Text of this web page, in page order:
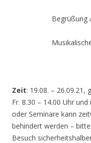
Begrüßung
Zeit: 19.08. – 26.09.21,
Fr. 8.30 – 14.00 Uhr
oder Seminare kann
behindert werden –
Besuch